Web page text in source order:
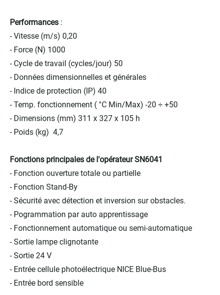
Performances :
- Vitesse (m/s) 0,20
- Force (N) 1000
- Cycle de travail (cycles/jour) 50
- Données dimensionnelles et générales
- Indice de protection (IP) 40
- Temp. fonctionnement ( °C Min/Max) -20 ÷ +50
- Dimensions (mm) 311 x 327 x 105 h
- Poids (kg) 4,7
Fonctions principales de l'opérateur SN6041
- Fonction ouverture totale ou partielle
- Fonction Stand-By
- Sécurité avec détection et inversion sur obstacles.
- Pogrammation par auto apprentissage
- Fonctionnement automatique ou semi-automatique
- Sortie lampe clignotante
- Sortie 24 V
- Entrée cellule photoélectrique NICE Blue-Bus
- Entrée bord sensible